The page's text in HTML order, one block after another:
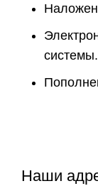
системы.
Наши